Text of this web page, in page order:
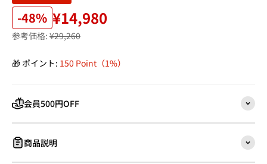
-48% ¥14,980
参考価格: ¥29,260
🎁 ポイント: 150 Point（1%）
会員500円OFF
商品説明